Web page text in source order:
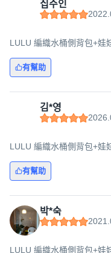
집주인
LULU 編織水桶側背包+娃
有幫助
김*영
LULU 編織水桶側背包+娃
有幫助
박*숙
LULU 編織水桶側背包+娃